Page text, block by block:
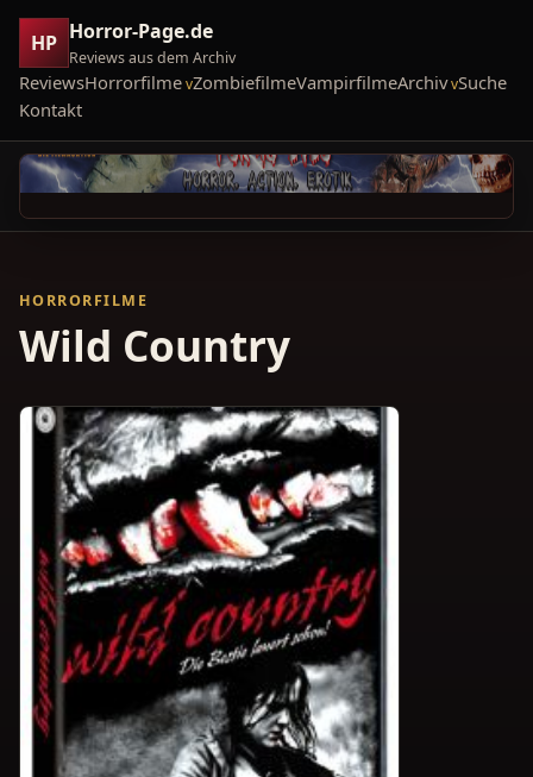
HP Horror-Page.de
Reviews aus dem Archiv
ReviewsHorrorfilme ZombiefilmeVampirfilmeArchiv Suche
Kontakt
HORRORFILME
Wild Country